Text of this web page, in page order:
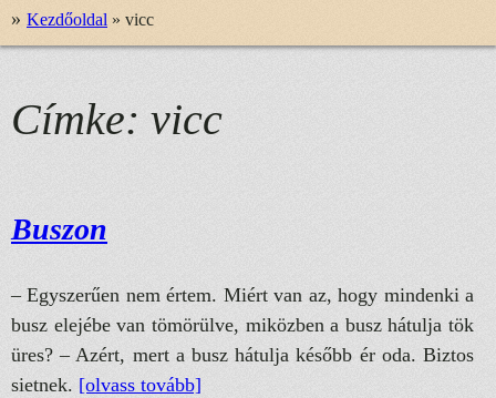
» Kezdőoldal » vicc
Címke: vicc
Buszon
– Egyszerűen nem értem. Miért van az, hogy mindenki a
busz elejébe van tömörülve, miközben a busz hátulja tök
üres? – Azért, mert a busz hátulja később ér oda. Biztos
sietnek. [olvass tovább]